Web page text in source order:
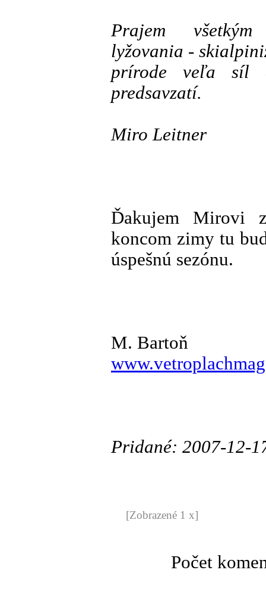
Prajem
lyžovania -
prírode veľa
predsavzatí.
Miro Leitner
Ďakujem Mirovi
koncom zimy tu
úspešnú sezónu.
M. Bartoň
Pridané: 2007-12-
[Zobrazené 1 x]
Počet